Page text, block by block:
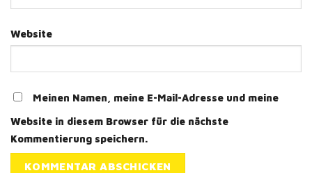
Website
Meinen Namen, meine E-Mail-Adresse und meine
Website in diesem Browser für die nächste
Kommentierung speichern.